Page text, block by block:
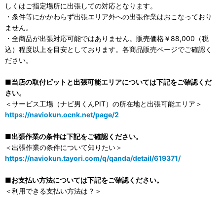
しくはご指定場所に出張しての対応となります。
・条件等にかかわらず出張エリア外への出張作業はおこなっており
ません。
・全商品が出張対応可能ではありません。販売価格￥88,000（税
込）程度以上を目安としております。各商品販売ページでご確認く
ださい。
■当店の取付ピットと出張可能エリアについては下記をご確認くだ
さい。
＜サービス工場（ナビ男くんPIT）の所在地と出張可能エリア＞
https://naviokun.ocnk.net/page/2
■出張作業の条件は下記をご確認ください。
＜出張作業の条件について知りたい＞
https://naviokun.tayori.com/q/qanda/detail/619371/
■お支払い方法については下記をご確認ください。
＜利用できる支払い方法は？＞